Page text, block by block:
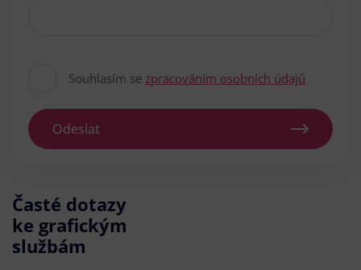
Souhlasím se zpracováním osobních údajů
Odeslat
Časté dotazy
ke grafickým
službám